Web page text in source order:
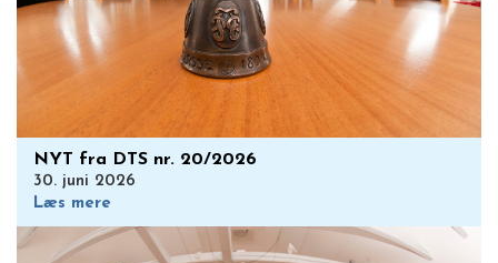
NYT fra DTS nr. 20/2026
30. juni 2026
Læs mere